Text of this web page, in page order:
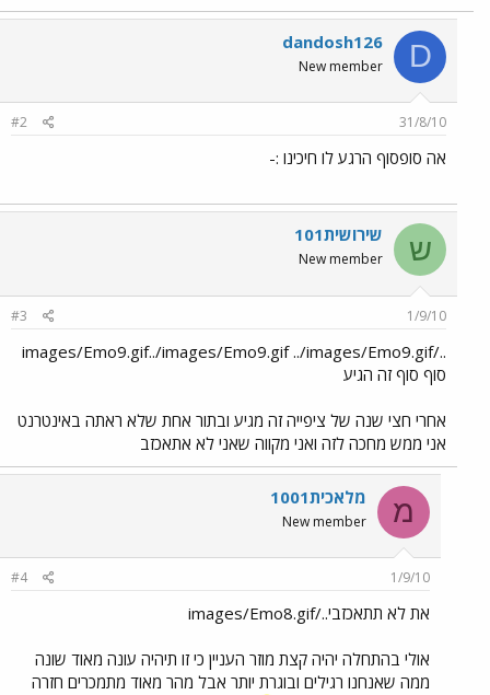
D
dandosh126
New member
31/8/10
#2
אה סופסוף הרגע לו חיכינו :-
ש שירושית101
New member
1/9/10
#3
../images/Emo9.gif../images/Emo9.gif ../images/Emo9.gif
סוף סוף זה הגיע
אחרי חצי שנה של ציפייה זה מגיע ובתור אחת שלא ראתה באינטרנט
אני ממש מחכה לזה ואני מקווה שאני לא אתאכזב
מ מלאכית1001
New member
1/9/10
#4
את לא תתאכזבי../images/Emo8.gif
אולי בהתחלה יהיה קצת מוזר העניין כי זו תיהיה עונה מאוד שונה
ממה שאנחנו רגילים ובוגרת יותר אבל מהר מאוד מתמכרים חזרה